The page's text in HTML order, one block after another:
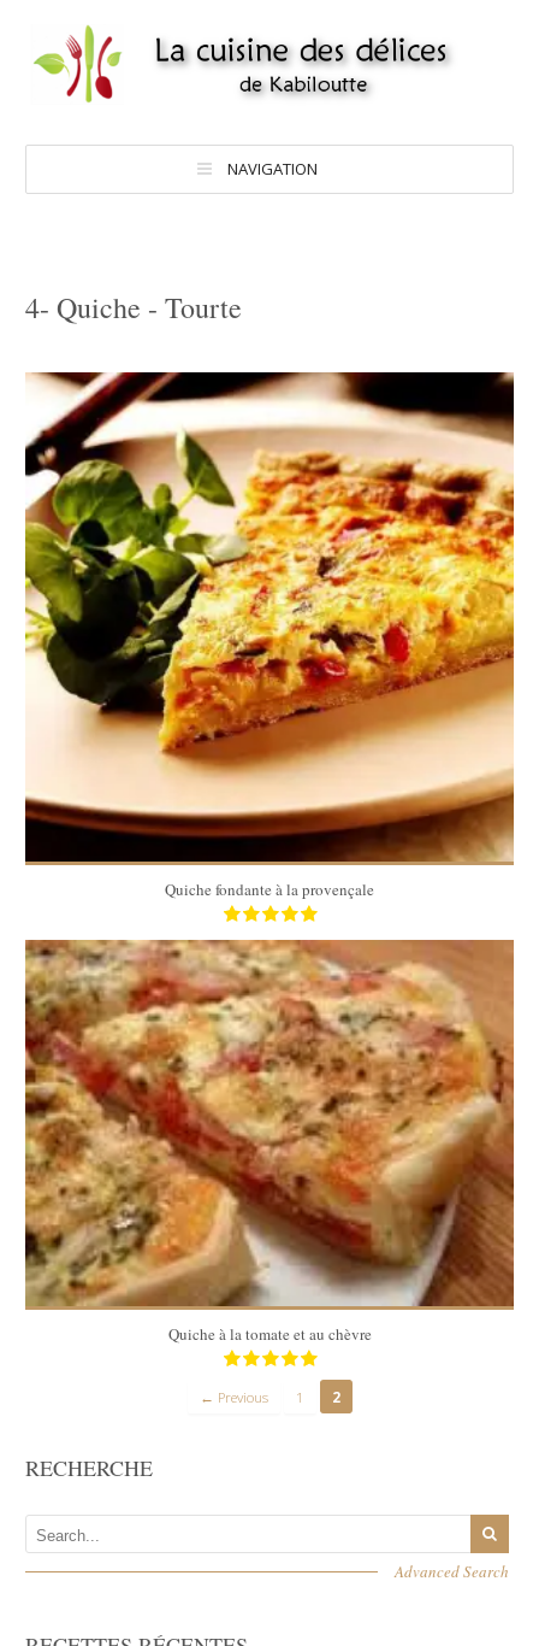
NAVIGATION
4- Quiche - Tourte
8
8
30 Min
Quiche fondante à la provençale
8
8
30 Min
Quiche à la tomate et au chèvre
← Previous 1 2
RECHERCHE
Advanced Search